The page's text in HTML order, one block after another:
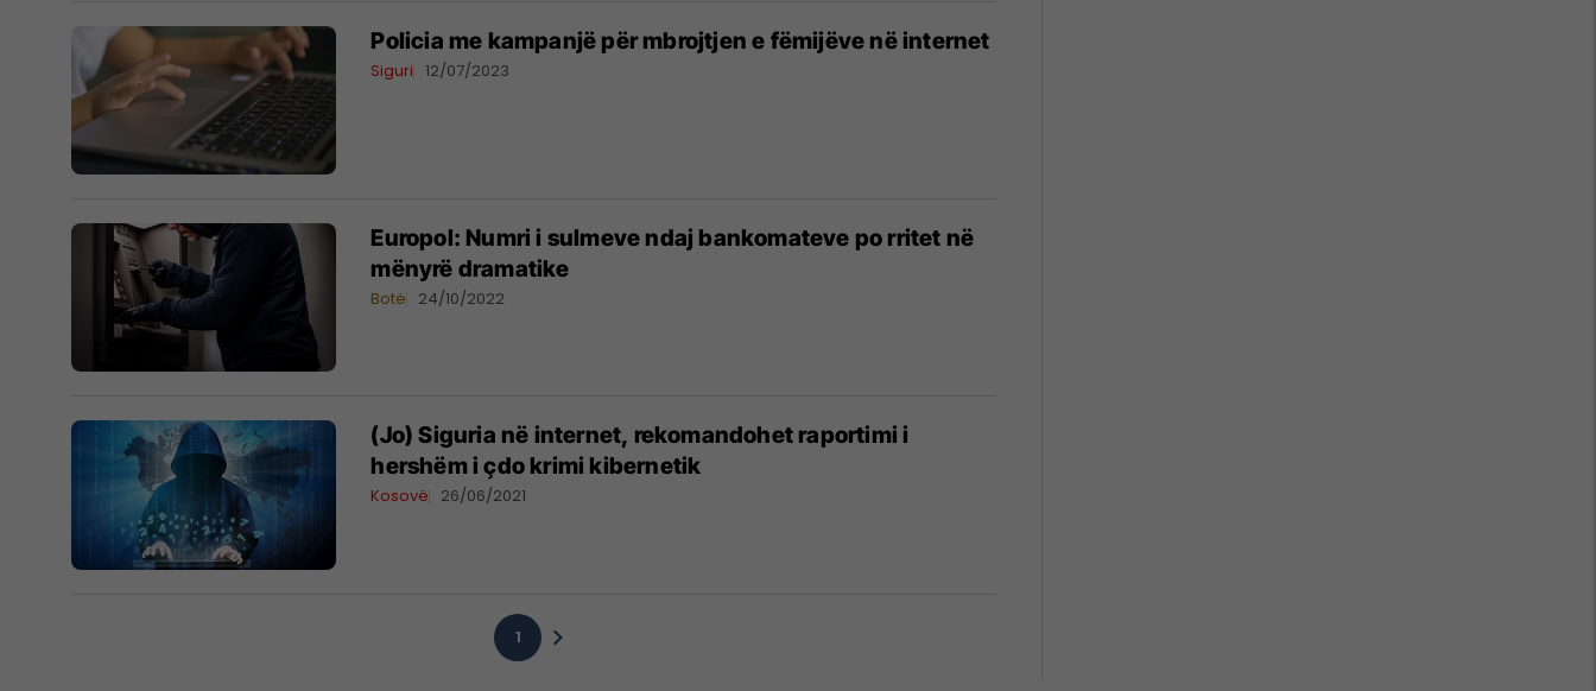
Policia me kampanjë për mbrojtjen e fëmijëve në internet
Siguri 12/07/2023
Europol: Numri i sulmeve ndaj bankomateve po rritet në
mënyrë dramatike
Botë 24/10/2022
(Jo) Siguria në internet, rekomandohet raportimi i
hershëm i çdo krimi kibernetik
Kosovë 26/06/2021
1